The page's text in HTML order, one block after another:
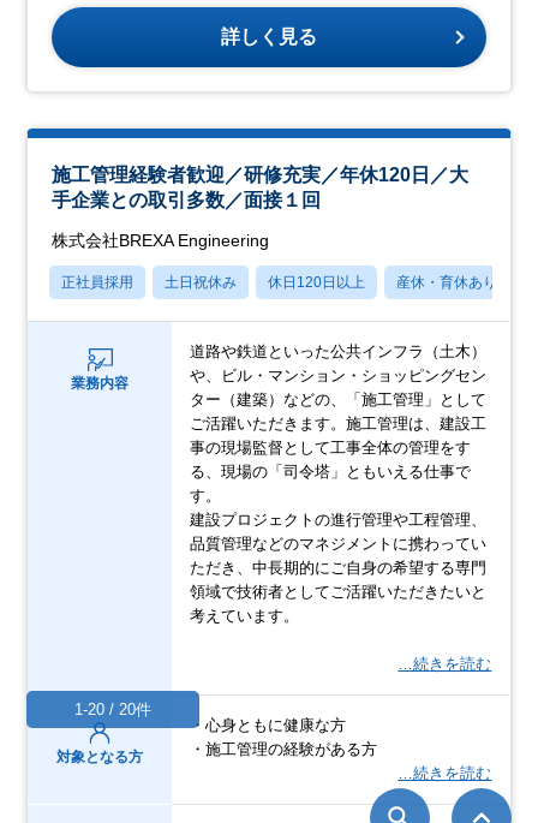
詳しく見る
施工管理経験者歓迎／研修充実／年休120日／大
手企業との取引多数／面接１回
株式会社BREXA Engineering
正社員採用 土日祝休み 休日120日以上 産休・育休あり
業務内容
道路や鉄道といった公共インフラ（土木）
や、ビル・マンション・ショッピングセン
ター（建築）などの、「施工管理」として
ご活躍いただきます。施工管理は、建設工
事の現場監督として工事全体の管理をす
る、現場の「司令塔」ともいえる仕事で
す。
建設プロジェクトの進行管理や工程管理、
品質管理などのマネジメントに携わってい
ただき、中長期的にご自身の希望する専門
領域で技術者としてご活躍いただきたいと
考えています。
…続きを読む
対象となる方
・心身ともに健康な方
・施工管理の経験がある方
…続きを読む
1-20 / 20件